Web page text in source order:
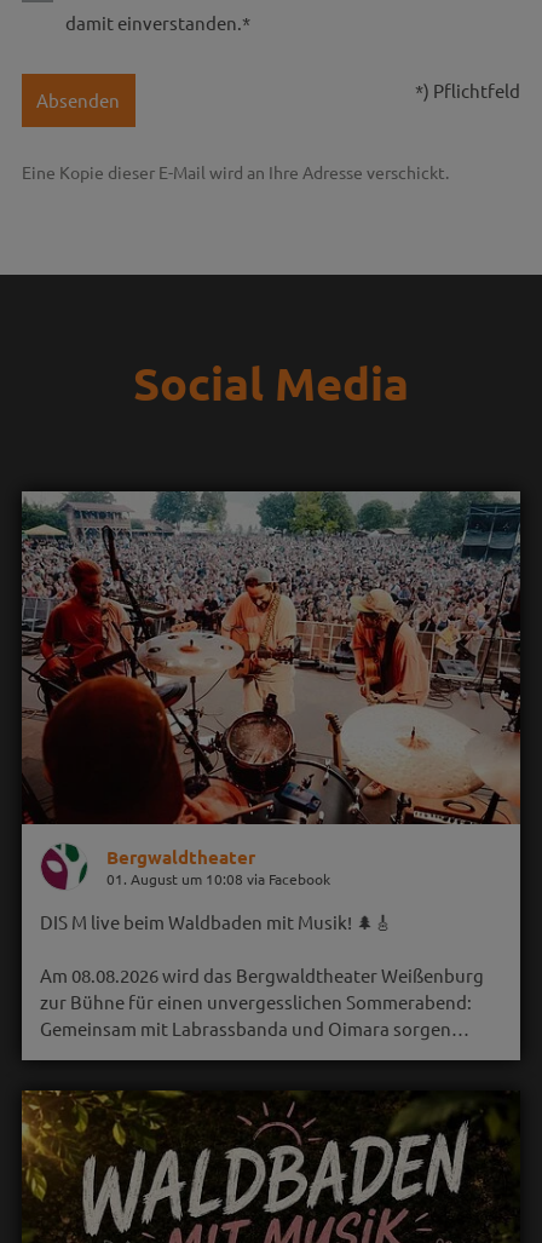
damit einverstanden.*
Absenden *) Pflichtfeld
Eine Kopie dieser E-Mail wird an Ihre Adresse verschickt.
Social Media
Bergwaldtheater
01. August um 10:08 via Facebook
DIS M live beim Waldbaden mit Musik! 🌲🎸
Am 08.08.2026 wird das Bergwaldtheater Weißenburg
zur Bühne für einen unvergesslichen Sommerabend:
Gemeinsam mit Labrassbanda und Oimara sorgen…